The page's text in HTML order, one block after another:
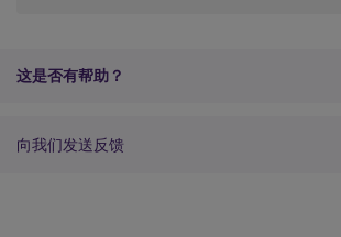
这是否有帮助？
向我们发送反馈